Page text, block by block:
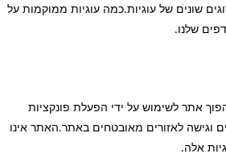
שונים של עוגיות.כמה עוגיות ממוקמות על
שלנו.
אתר לשימוש על ידי הפעלת פונקציות
וגישה לאזורים מאובטחים באתר.האתר אינו
אלה.